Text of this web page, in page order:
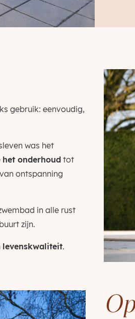
gebruik: eenvoudig,
was het
het onderhoudtot
ontspanning
in alle rust
zijn.
levenskwaliteit.